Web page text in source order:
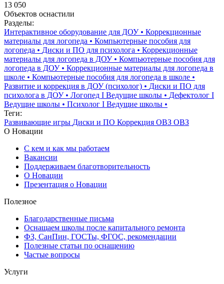
13 050
Объектов оснастили
Разделы:
Интерактивное оборудование для ДОУ• Коррекционные
материалы для логопеда • Компьютерные пособия для
логопеда • Диски и ПО для психолога • Коррекционные
материалы для логопеда в ДОУ• Компьютерные пособия для
логопеда в ДОУ• Коррекционные материалы для логопеда в
школе • Компьютерные пособия для логопеда в школе •
Развитие и коррекция в ДОУ (психолог) • Диски и ПО для
психолога в ДОУ• Логопед I Ведущие школы • Дефектолог I
Ведущие школы • Психолог I Ведущие школы •
Теги:
Развивающие игры Диски и ПО Коррекция ОВЗ ОВЗ
О Новации
С кем и как мы работаем
Вакансии
Поддерживаем благотворительность
О Новации
Презентация о Новации
Полезное
Благодарственные письма
Оснащаем школы после капитального ремонта
ФЗ, СанПин, ГОСТы, ФГОС, рекомендации
Полезные статьи по оснащению
Частые вопросы
Услуги